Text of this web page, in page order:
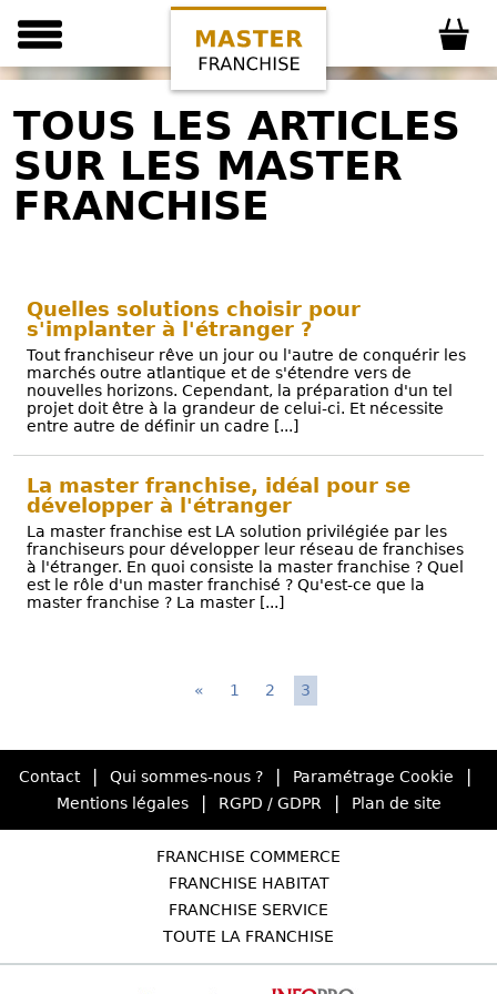
TOUS LES ARTICLES
SUR LES MASTER
FRANCHISE
Quelles solutions choisir pour
s'implanter à l'étranger ?
Tout franchiseur rêve un jour ou l'autre de conquérir les
marchés outre atlantique et de s'étendre vers de
nouvelles horizons. Cependant, la préparation d'un tel
projet doit être à la grandeur de celui-ci. Et nécessite
entre autre de définir un cadre [...]
La master franchise, idéal pour se
développer à l'étranger
La master franchise est LA solution privilégiée par les
franchiseurs pour développer leur réseau de franchises
à l'étranger. En quoi consiste la master franchise ? Quel
est le rôle d'un master franchisé ? Qu'est-ce que la
master franchise ? La master [...]
« 1 2 3
Contact Qui sommes-nous ? Paramétrage Cookie
Mentions légales RGPD / GDPR Plan de site
FRANCHISE COMMERCE
FRANCHISE HABITAT
FRANCHISE SERVICE
TOUTE LA FRANCHISE